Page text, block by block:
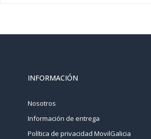
INFORMACIÓN
Nosotros
Información de entrega
Política de privacidad MovilGalicia